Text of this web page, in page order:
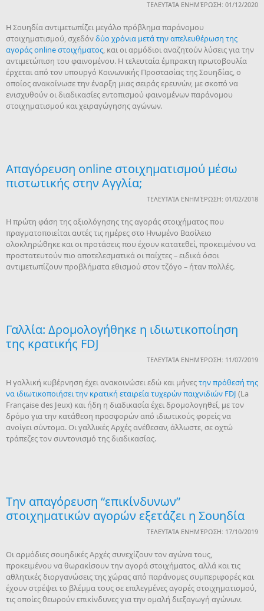
ΤΕΛΕΥΤΑΊΑ ΕΝΗΜΈΡΩΣΗ: 01/12/2020
Η Σουηδία αντιμετωπίζει μεγάλο πρόβλημα παράνομου
στοιχηματισμού, σχεδόνδύο χρόνια μετά την απελευθέρωση της
αγοράς online στοιχήματος, και οι αρμόδιοι αναζητούν λύσεις για την
αντιμετώπιση του φαινομένου. Η τελευταία έμπρακτη πρωτοβουλία
έρχεται από τον υπουργό Κοινωνικής Προστασίας της Σουηδίας, ο
οποίος ανακοίνωσε την έναρξη μιας σειράς ερευνών, με σκοπό να
ενισχυθούν οι διαδικασίες εντοπισμού φαινομένων παράνομου
στοιχηματισμού και χειραγώγησης αγώνων.
Απαγόρευση online στοιχηματισμού μέσω
πιστωτικής στην Αγγλία;
ΤΕΛΕΥΤΑΊΑ ΕΝΗΜΈΡΩΣΗ: 01/02/2018
Η πρώτη φάση της αξιολόγησης της αγοράς στοιχήματος που
πραγματοποιείται αυτές τις ημέρες στο Ηνωμένο Βασίλειο
ολοκληρώθηκε και οι προτάσεις που έχουν κατατεθεί, προκειμένου να
προστατευτούν πιο αποτελεσματικά οι παίχτες – ειδικά όσοι
αντιμετωπίζουν προβλήματα εθισμού στον τζόγο – ήταν πολλές.
Γαλλία: Δρομολογήθηκε η ιδιωτικοποίηση
της κρατικής FDJ
ΤΕΛΕΥΤΑΊΑ ΕΝΗΜΈΡΩΣΗ: 11/07/2019
H γαλλική κυβέρνηση έχει ανακοινώσει εδώ και μήνεςτην πρόθεσή της
να ιδιωτικοποιήσει την κρατική εταιρεία τυχερών παιχνιδιών FDJ (La
Française des Jeux) και ήδη η διαδικασία έχει δρομολογηθεί, με τον
δρόμο για την κατάθεση προσφορών από ιδιωτικούς φορείς να
ανοίγει σύντομα. Οι γαλλικές Αρχές ανέθεσαν, άλλωστε, σε οχτώ
τράπεζες τον συντονισμό της διαδικασίας.
Tην απαγόρευση “επικίνδυνων”
στοιχηματικών αγορών εξετάζει η Σουηδία
ΤΕΛΕΥΤΑΊΑ ΕΝΗΜΈΡΩΣΗ: 17/10/2019
Οι αρμόδιες σουηδικές Αρχές συνεχίζουν τον αγώνα τους,
προκειμένου να θωρακίσουν την αγορά στοιχήματος, αλλά και τις
αθλητικές διοργανώσεις της χώρας από παράνομες συμπεριφορές και
έχουν στρέψει το βλέμμα τους σε επιλεγμένες αγορές στοιχηματισμού,
τις οποίες θεωρούν επικίνδυνες για την ομαλή διεξαγωγή αγώνων.